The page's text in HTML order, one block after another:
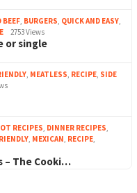
BEEF BURGERS QUICK AND EASY
2753 Views
or single
MEATLESS RECIPE SIDE
RECIPES DINNER RECIPES
MEXICAN RECIPE
– The Cooki…